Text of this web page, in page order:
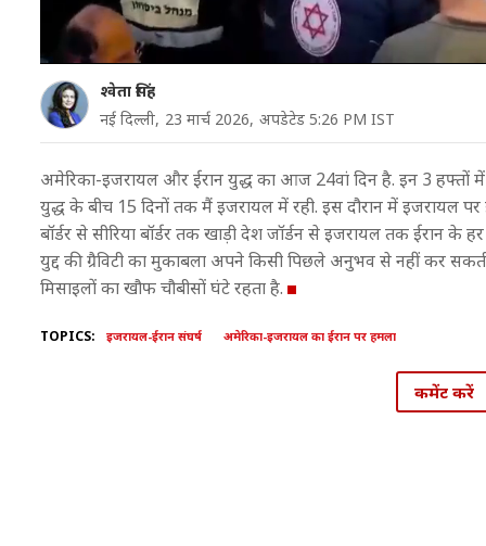
श्वेता सिंह
नई दिल्ली, 23 मार्च 2026, अपडेटेड 5:26 PM IST
अमेरिका-इजरायल और ईरान युद्ध का आज 24वां दिन है. इन 3 हफ्तों
युद्ध के बीच 15 दिनों तक मैं इजरायल में रही. इस दौरान में इजरायल
बॉर्डर से सीरिया बॉर्डर तक खाड़ी देश जॉर्डन से इजरायल तक ईरान के
युद्द की ग्रैविटी का मुकाबला अपने किसी पिछले अनुभव से नहीं कर
मिसाइलों का खौफ चौबीसों घंटे रहता है.
TOPICS: इजरायल-ईरान संघर्ष अमेरिका-इजरायल का ईरान पर हमला
कमेंट करें